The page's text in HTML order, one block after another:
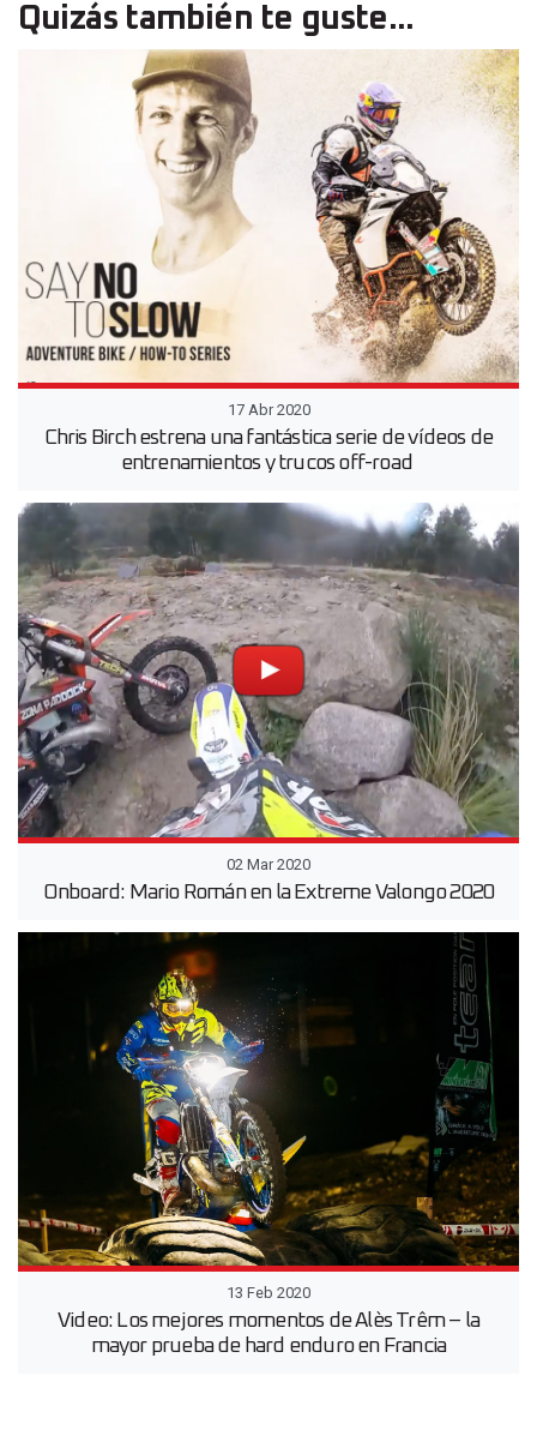
Quizás también te guste...
17 Abr 2020
Chris Birch estrena una fantástica serie de vídeos de
entrenamientos y trucos off-road
02 Mar 2020
Onboard: Mario Román en la Extreme Valongo 2020
13 Feb 2020
Video: Los mejores momentos de Alès Trêm – la
mayor prueba de hard enduro en Francia